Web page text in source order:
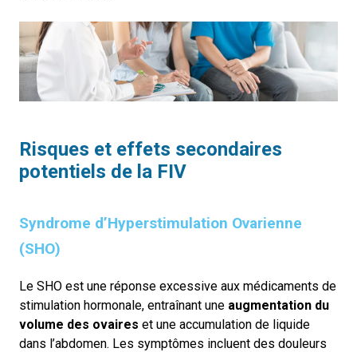
Risques et effets secondaires
potentiels de la FIV
Syndrome d’Hyperstimulation Ovarienne
(SHO)
Le SHO est une réponse excessive aux médicaments de
stimulation hormonale, entraînant une augmentation du
volume des ovaires et une accumulation de liquide
dans l’abdomen. Les symptômes incluent des douleurs